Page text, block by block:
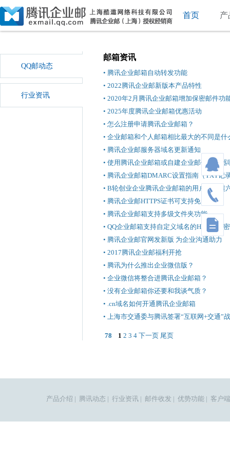
首页 产
QQ邮动态
行业资讯
邮箱资讯
• 腾讯企业邮箱自动转发功能
• 2022腾讯企业邮新版本产品特性
• 2020年2月腾讯企业邮箱增加保密邮件功
• 2025年度腾讯企业邮箱优惠活动
• 怎么注册申请腾讯企业邮箱？
• 企业邮箱和个人邮箱相比最大的不同是什
• 腾讯企业邮服务器域名更新通知
• 使用腾讯企业邮箱或自建企业邮件服务器
• 腾讯企业邮箱DMARC设置指南（TXT记
• B轮创业企业腾讯企业邮箱的用户比例超
• 腾讯企业邮HTTPS证书可支持免费续期
• 腾讯企业邮箱支持多级文件夹功能
• QQ企业邮箱支持自定义域名的HTTPS加
• 腾讯企业邮官网发新版 为企业沟通助力
• 2017腾讯企业邮福利开抢
• 腾讯为什么推出企业微信版？
• 企业微信将整合进腾讯企业邮箱？
• 没有企业邮箱你还要和我谈气质？
• .cn域名如何开通腾讯企业邮箱
• 上海市交通委与腾讯签署“互联网+交通”
78 1 2 3 4 下一页 尾页
产品介绍 | 腾讯动态 | 行业资讯 | 邮件收发 | 优势功能 | 客户端